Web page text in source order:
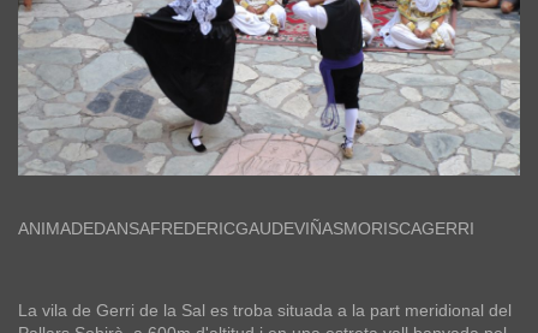
ANIMADEDANSAFREDERICGAUDEVIÑASMORISCAGERRI
La vila de Gerri de la Sal es troba situada a la part meridional del